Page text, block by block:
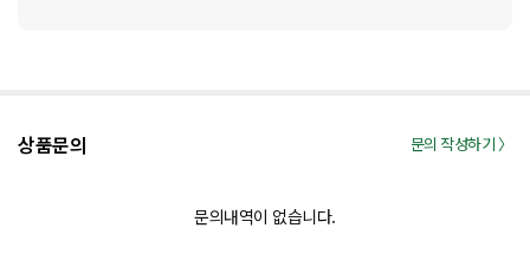
상품문의 문의 작성하기 〉
문의내역이 없습니다.